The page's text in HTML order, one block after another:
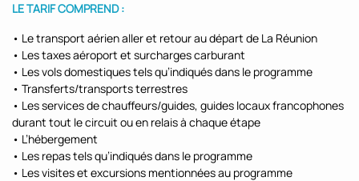
LE TARIF COMPREND :
• Le transport aérien aller et retour au départ de La Réunion
• Les taxes aéroport et surcharges carburant
• Les vols domestiques tels qu’indiqués dans le programme
• Transferts/transports terrestres
• Les services de chauffeurs/guides, guides locaux francophones
durant tout le circuit ou en relais à chaque étape
• L’hébergement
• Les repas tels qu’indiqués dans le programme
• Les visites et excursions mentionnées au programme